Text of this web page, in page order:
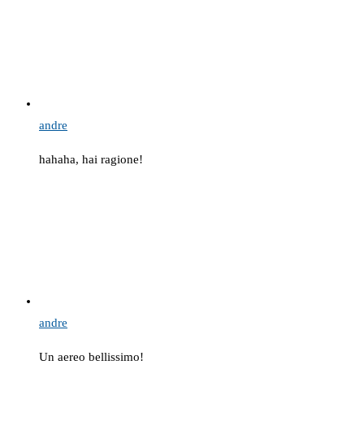
andre
hahaha, hai ragione!
andre
Un aereo bellissimo!